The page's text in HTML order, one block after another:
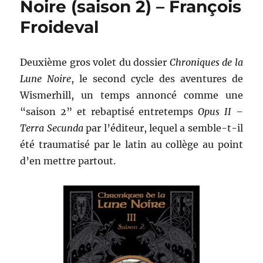
Noire
–
François
Noire (saison 2) – François
Froideval
Deuxième gros volet du dossier Chroniques de la
Lune Noire, le second cycle des aventures de
Wismerhill, un temps annoncé comme une
“saison 2” et rebaptisé entretempsOpus II –
Terra Secundapar l’éditeur, lequel a semble-t-il
été traumatisé par le latin au collège au point
d’en mettre partout.